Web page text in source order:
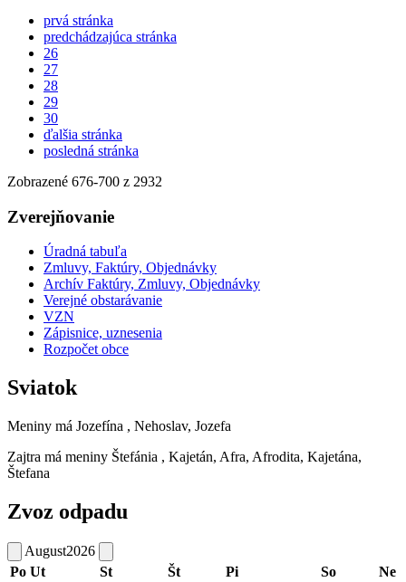
prvá stránka
predchádzajúca stránka
26
27
28
29
30
ďalšia stránka
posledná stránka
Zobrazené 676-700 z 2932
Zverejňovanie
Úradná tabuľa
Zmluvy, Faktúry, Objednávky
Archív Faktúry, Zmluvy, Objednávky
Verejné obstarávanie
VZN
Zápisnice, uznesenia
Rozpočet obce
Sviatok
Meniny má Jozefína , Nehoslav, Jozefa
Zajtra má meniny Štefánia , Kajetán, Afra, Afrodita, Kajetána,
Štefana
Zvoz odpadu
August2026
Po Ut St Št Pi So
Ne